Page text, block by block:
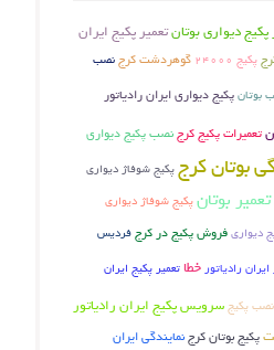
پکیج دیواری بوتانتعمیر پکیج ایران
پکیج 24000 گوهردشت کرجنصب
بوتانپکیج دیواری ایران رادیاتور
تعمیرات پکیج کرجنصب پکیج دیواری
بوتان کرجپکیج شوفاژ دیواری
تعمیر بوتانپکیج شوفاژ دیواری
دیواریفروش پکیج در کرجفردیس
ایران رادیاتورخطاتعمیر پکیج ایران
پکیجسرویس پکیج ایران رادیاتور
پکیج بوتان کرجنمایندگی ایران